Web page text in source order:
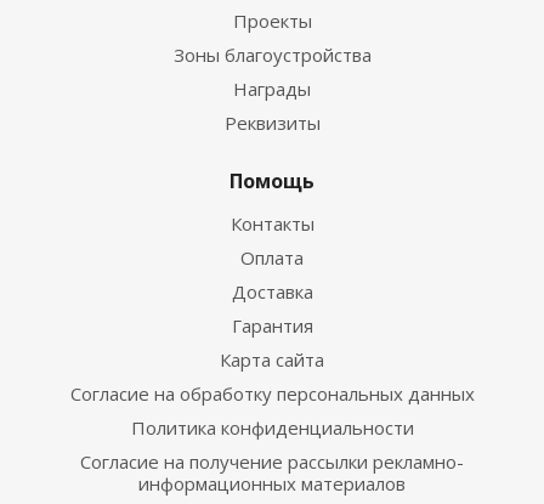
Проекты
Зоны благоустройства
Награды
Реквизиты
Помощь
Контакты
Оплата
Доставка
Гарантия
Карта сайта
Согласие на обработку персональных данных
Политика конфиденциальности
Согласие на получение рассылки рекламно-
информационных материалов